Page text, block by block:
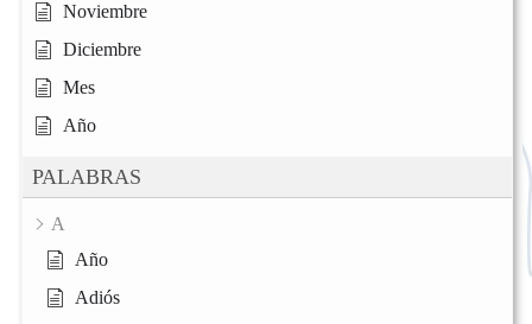
Noviembre
Diciembre
Mes
Año
PALABRAS
A
Año
Adiós